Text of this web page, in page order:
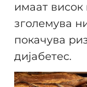
имаат висок
зголемува
покачува
дијабетес.